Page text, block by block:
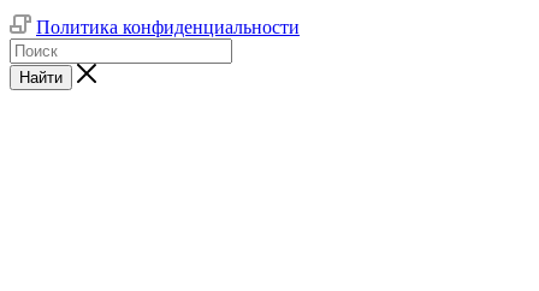
Политика конфиденциальности
Найти